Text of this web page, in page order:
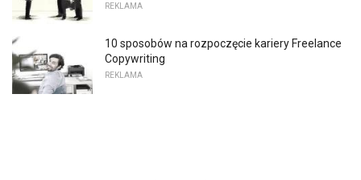
REKLAMA
10 sposobów na rozpoczęcie kariery Freelance
Copywriting
REKLAMA